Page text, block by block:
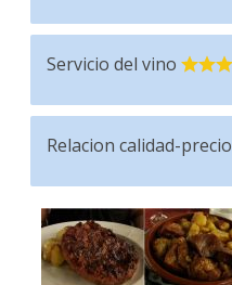
Servicio del vino
Relacion calidad-precio